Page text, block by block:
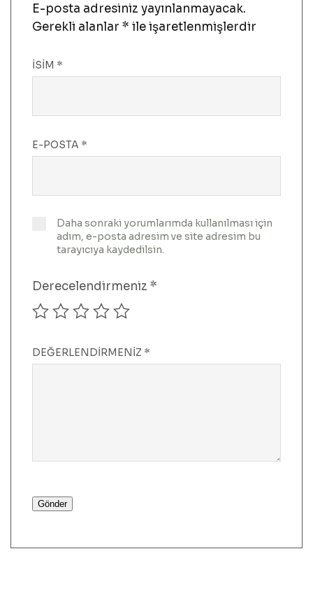
E-posta adresiniz yayınlanmayacak.
Gerekli alanlar * ile işaretlenmişlerdir
İSIM *
E-POSTA *
Daha sonraki yorumlarımda kullanılması için
adım, e-posta adresim ve site adresim bu
tarayıcıya kaydedilsin.
Derecelendirmeniz *
DEĞERLENDIRMENIZ *
Gönder